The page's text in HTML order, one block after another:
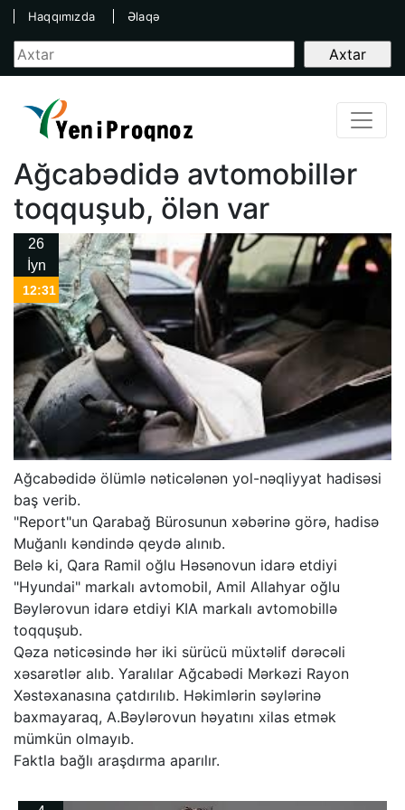
Haqqımızda Əlaqə
Ağcabədidə avtomobillər
toqquşub, ölən var
26
İyn
12:31
Ağcabədidə ölümlə nəticələnən yol-nəqliyyat hadisəsi
baş verib.
"Report"un Qarabağ Bürosunun xəbərinə görə, hadisə
Muğanlı kəndində qeydə alınıb.
Belə ki, Qara Ramil oğlu Həsənovun idarə etdiyi
"Hyundai" markalı avtomobil, Amil Allahyar oğlu
Bəylərovun idarə etdiyi KIA markalı avtomobillə
toqquşub.
Qəza nəticəsində hər iki sürücü müxtəlif dərəcəli
xəsarətlər alıb. Yaralılar Ağcabədi Mərkəzi Rayon
Xəstəxanasına çatdırılıb. Həkimlərin səylərinə
baxmayaraq, A.Bəylərovun həyatını xilas etmək
mümkün olmayıb.
Faktla bağlı araşdırma aparılır.